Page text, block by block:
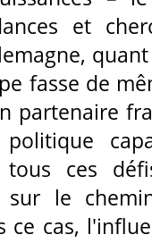
et
quant
fasse de
partenaire
ces
sur le
ce cas,